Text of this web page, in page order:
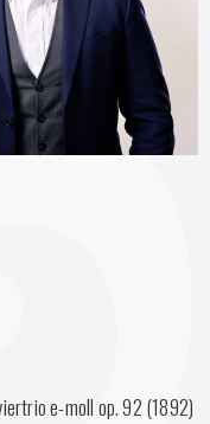
e-moll op. 92 (1892)